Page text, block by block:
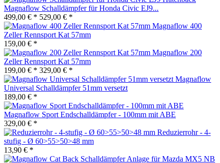
Magnaflow Schalldämpfer für Honda Civic EJ9...
499,00 € * 529,00 € *
Magnaflow 400
Zeller Rennsport Kat 57mm
159,00 € *
Magnaflow 200
Zeller Rennsport Kat 57mm
199,00 € * 329,00 € *
Magnaflow
Universal Schalldämpfer 51mm versetzt
189,00 € *
Magnaflow Sport Endschalldämpfer - 100mm mit ABE
329,00 € *
Reduzierrohr - 4-
stufig - Ø 60>55>50>48 mm
13,90 € *